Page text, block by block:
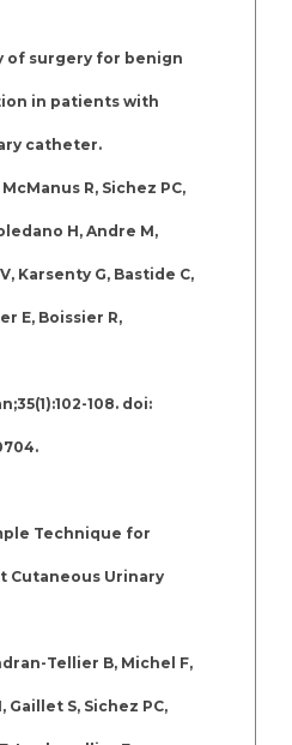
of surgery for benign
in patients with
catheter.
R, Sichez PC,
H, Andre M,
Karsenty G, Bastide C,
E, Boissier R,
108. doi:
Technique for
Cutaneous Urinary
Tellier B, Michel F,
Gaillet S, Sichez PC,